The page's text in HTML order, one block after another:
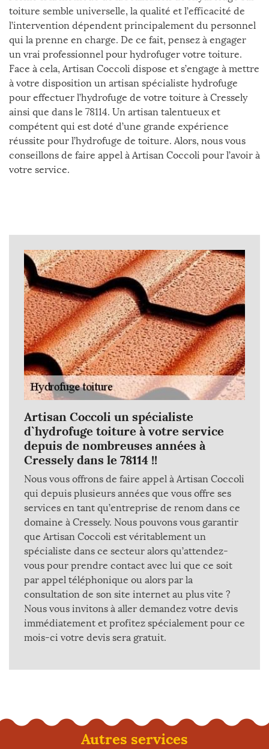
toiture semble universelle, la qualité et l’efficacité de
l’intervention dépendent principalement du personnel
qui la prenne en charge. De ce fait, pensez à engager
un vrai professionnel pour hydrofuger votre toiture.
Face à cela, Artisan Coccoli dispose et s’engage à mettre
à votre disposition un artisan spécialiste hydrofuge
pour effectuer l’hydrofuge de votre toiture à Cressely
ainsi que dans le 78114. Un artisan talentueux et
compétent qui est doté d’une grande expérience
réussite pour l’hydrofuge de toiture. Alors, nous vous
conseillons de faire appel à Artisan Coccoli pour l’avoir à
votre service.
Artisan Coccoli un spécialiste
d`hydrofuge toiture à votre service
depuis de nombreuses années à
Cressely dans le 78114 !!
Nous vous offrons de faire appel à Artisan Coccoli
qui depuis plusieurs années que vous offre ses
services en tant qu’entreprise de renom dans ce
domaine à Cressely. Nous pouvons vous garantir
que Artisan Coccoli est véritablement un
spécialiste dans ce secteur alors qu’attendez-
vous pour prendre contact avec lui que ce soit
par appel téléphonique ou alors par la
consultation de son site internet au plus vite ?
Nous vous invitons à aller demandez votre devis
immédiatement et profitez spécialement pour ce
mois-ci votre devis sera gratuit.
Autres services